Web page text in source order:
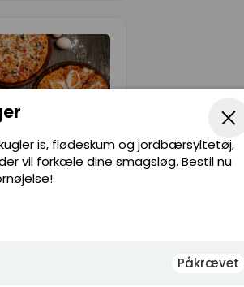
is, flødeskum og jordbærsyltetøj,
vil forkæle dine smagsløg. Bestil nu
Påkrævet